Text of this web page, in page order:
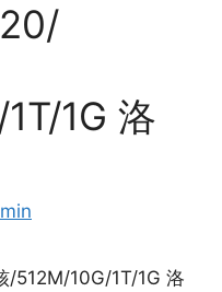
1G 洛
512M/10G/1T/1G 洛